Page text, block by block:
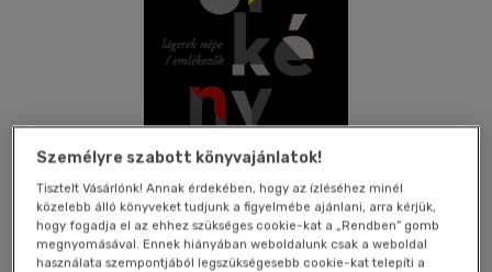
Személyre szabott könyvajánlatok!
Tisztelt Vásárlónk! Annak érdekében, hogy az ízléséhez minél
közelebb álló könyveket tudjunk a figyelmébe ajánlani, arra kérjük,
hogy fogadja el az ehhez szükséges cookie-kat a „Rendben” gomb
megnyomásával. Ennek hiányában weboldalunk csak a weboldal
használata szempontjából legszükségesebb cookie-kat telepíti a